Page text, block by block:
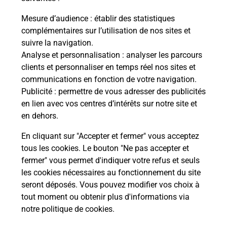
Mesure d’audience : établir des statistiques
complémentaires sur l’utilisation de nos sites et
suivre la navigation.
Analyse et personnalisation : analyser les parcours
clients et personnaliser en temps réel nos sites et
communications en fonction de votre navigation.
Publicité : permettre de vous adresser des publicités
en lien avec vos centres d’intérêts sur notre site et
en dehors.
En cliquant sur "Accepter et fermer" vous acceptez
tous les cookies. Le bouton "Ne pas accepter et
fermer" vous permet d'indiquer votre refus et seuls
les cookies nécessaires au fonctionnement du site
seront déposés. Vous pouvez modifier vos choix à
tout moment ou obtenir plus d'informations via
notre politique de cookies.
code de la route ?
Comment s'inscrire au code de la
route ?
Combien de fautes pour le code de la
route ?
En Savoir Plus sur Thiers